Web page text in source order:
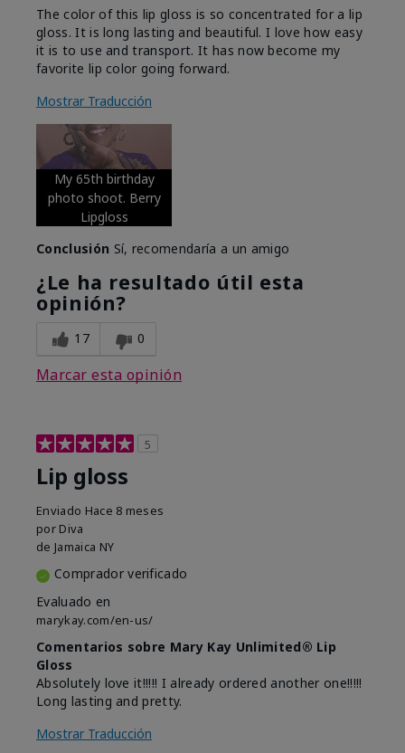
The color of this lip gloss is so concentrated for a lip
gloss. It is long lasting and beautiful. I love how easy
it is to use and transport. It has now become my
favorite lip color going forward.
Mostrar Traducción
My 65th birthday
photo shoot. Berry
Lipgloss
Conclusión Sí, recomendaría a un amigo
¿Le ha resultado útil esta
opinión?
17 0
Marcar esta opinión
5
Lip gloss
Enviado Hace 8 meses
por Diva
de Jamaica NY
Comprador verificado
Evaluado en
marykay.com/en-us/
Comentarios sobre Mary Kay Unlimited® Lip
Gloss
Absolutely love it!!!!! I already ordered another one!!!!!
Long lasting and pretty.
Mostrar Traducción